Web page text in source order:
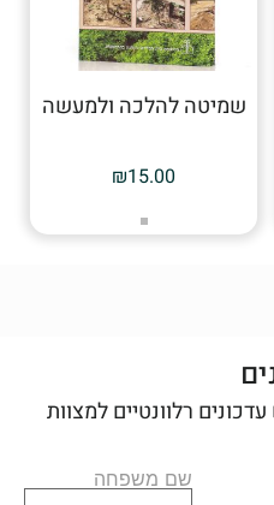
שמיטה להלכה ולמעשה
₪15.00
רלוונטיים למצוות
שם משפחה